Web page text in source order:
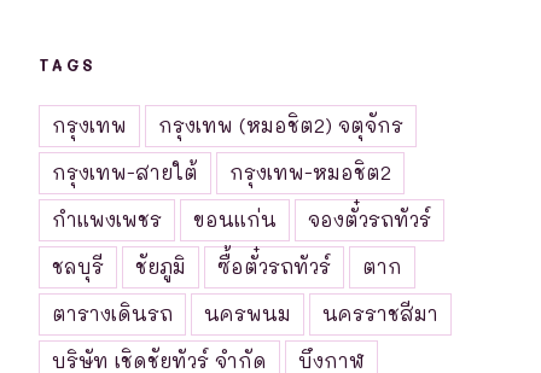
TAGS
กรุงเทพ
กรุงเทพ (หมอชิต2) จตุจักร
กรุงเทพ-สายใต้
กรุงเทพ-หมอชิต2
กำแพงเพชร
ขอนแก่น
จองตั๋วรถทัวร์
ชลบุรี
ชัยภูมิ ซื้อตั๋วรถทัวร์
ตาก
ตารางเดินรถ
นครพนม
นครราชสีมา
บริษัท เชิดชัยทัวร์ จำกัด
บึงกาฬ